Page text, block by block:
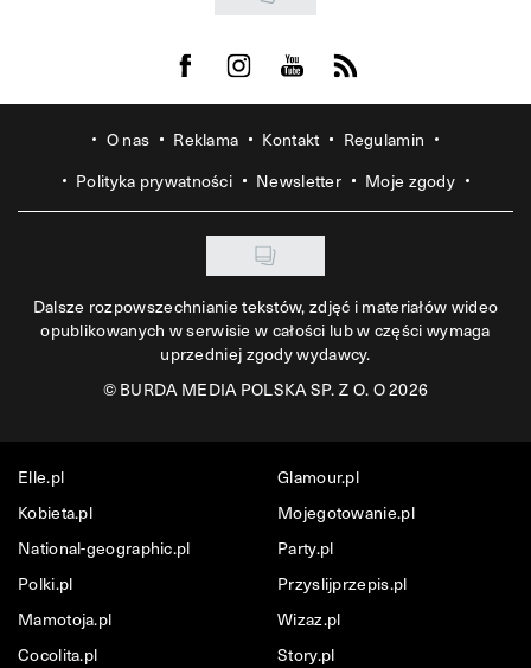
Visit us on Facebook
Visit us on Instagram
Visit us on Youtube
Visit us on Rss
O nas Reklama Kontakt
Regulamin
Polityka prywatności
Newsletter Moje zgody
Dalsze rozpowszechnianie tekstów, zdjęć i materiałów wideo
opublikowanych w serwisie w całości lub w części wymaga
uprzedniej zgody wydawcy.
©BURDA MEDIA POLSKA SP. Z O. O 2026
Elle.pl
Glamour.pl
Kobieta.pl
Mojegotowanie.pl
National-geographic.pl
Party.pl
Polki.pl
Przyslijprzepis.pl
Mamotoja.pl
Wizaz.pl
Cocolita.pl
Story.pl